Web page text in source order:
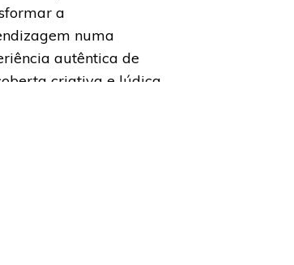
a
numa
autêntica de
criativa e lúdica